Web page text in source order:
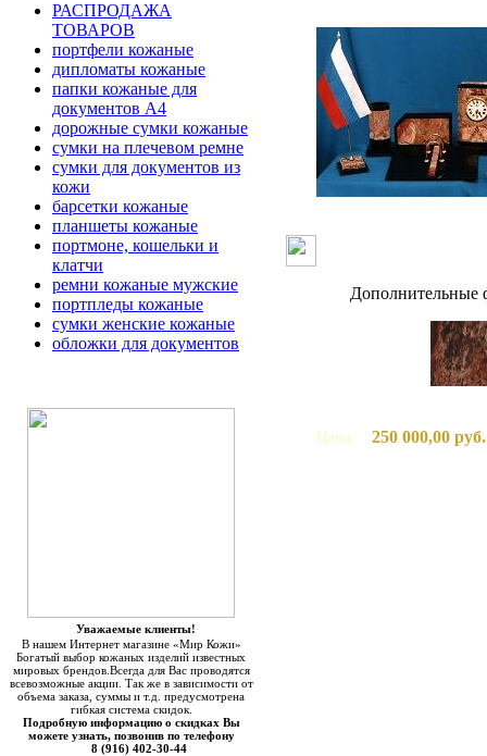
РАСПРОДАЖА
ТОВАРОВ
портфели кожаные
дипломаты кожаные
папки кожаные для
документов А4
дорожные сумки кожаные
сумки на плечевом ремне
сумки для документов из
кожи
барсетки кожаные
планшеты кожаные
портмоне, кошельки и
клатчи
ремни кожаные мужские
портпледы кожаные
сумки женские кожаные
обложки для документов
Уважаемые клиенты!
В нашем Интернет магазине «Мир Кожи»
Богатый выбор кожаных изделий известных
мировых брендов.Всегда для Вас проводятся
всевозможные акции. Так же в зависимости от
объема заказа, суммы и т.д. предусмотрена
гибкая система скидок.
Подробную информацию о скидках Вы
можете узнать, позвонив по телефону
8 (916) 402-30-44
Дополнительные
Цена: 250 000,00 руб.